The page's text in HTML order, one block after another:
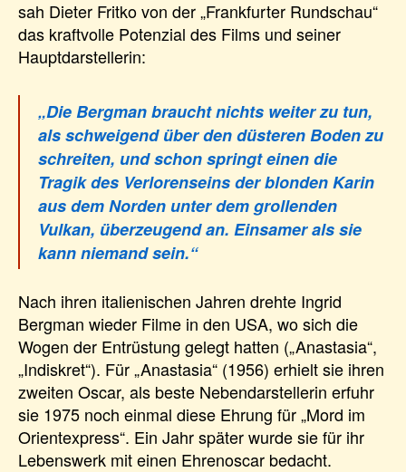
sah Dieter Fritko von der „Frankfurter Rundschau“
das kraftvolle Potenzial des Films und seiner
Hauptdarstellerin:
„Die Bergman braucht nichts weiter zu tun,
als schweigend über den düsteren Boden zu
schreiten, und schon springt einen die
Tragik des Verlorenseins der blonden Karin
aus dem Norden unter dem grollenden
Vulkan, überzeugend an. Einsamer als sie
kann niemand sein.“
Nach ihren italienischen Jahren drehte Ingrid
Bergman wieder Filme in den USA, wo sich die
Wogen der Entrüstung gelegt hatten („Anastasia“,
„Indiskret“). Für „Anastasia“ (1956) erhielt sie ihren
zweiten Oscar, als beste Nebendarstellerin erfuhr
sie 1975 noch einmal diese Ehrung für „Mord im
Orientexpress“. Ein Jahr später wurde sie für ihr
Lebenswerk mit einen Ehrenoscar bedacht.